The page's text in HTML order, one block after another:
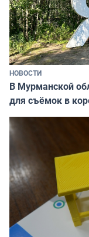
НОВОСТИ
В Мурманской
для съёмок в